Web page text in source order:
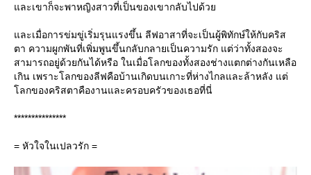
ละเขาก็จะพาหญิงสาวที่เป็นของเขากลับไปด้ว
ละเมื่อการข่มขู่เริ่มรุนแรงขึ้น ลีฟอาสาที่จะเป็นผู้พิทักษ์ให้กับคริส
ตา ความผูกพันที่เพิ่มพูนขึ้นกลับกลายเป็นความรัก แต่ว่าทั้งสองจะ
สามารถอยู่ด้วยกันได้หรือ ในเมื่อโลกของทั้งสองช่างแตกต่างกันเหลือ
เกิน เพราะโลกของลีฟคือบ้านเกิดบนเกาะที่ห่างไกลและล้าหลัง แต่
ลกของคริสตาคืองานและครอบครัวของเธอที่นี่
***************
= หัวใจในเปลวรัก =